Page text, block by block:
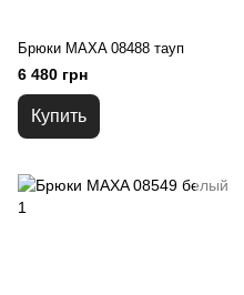
Брюки MAXA 08488 тауп
6 480 грн
Купить